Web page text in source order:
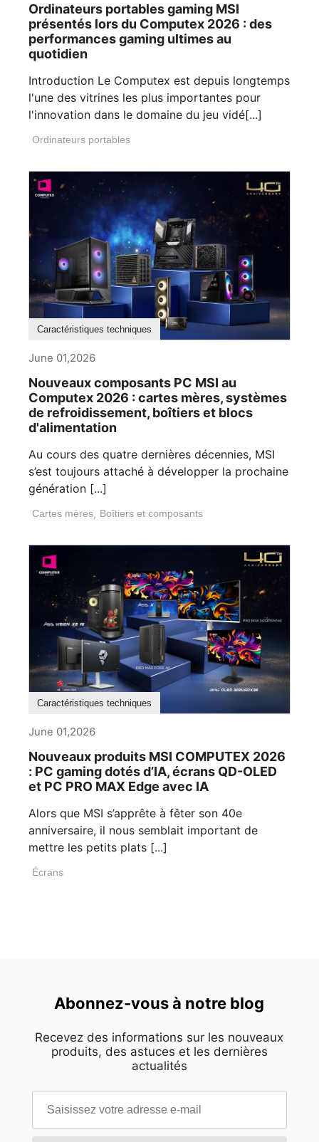
Ordinateurs portables gaming MSI
présentés lors du Computex 2026 : des
performances gaming ultimes au
quotidien
Introduction Le Computex est depuis longtemps
l'une des vitrines les plus importantes pour
l'innovation dans le domaine du jeu vidé[...]
Ordinateurs portables
Caractéristiques techniques
June 01,2026
Nouveaux composants PC MSI au
Computex 2026 : cartes mères, systèmes
de refroidissement, boîtiers et blocs
d'alimentation
Au cours des quatre dernières décennies, MSI
s’est toujours attaché à développer la prochaine
génération [...]
Cartes mères, Boîtiers et composants
Caractéristiques techniques
June 01,2026
Nouveaux produits MSI COMPUTEX 2026
: PC gaming dotés d’IA, écrans QD-OLED
et PC PRO MAX Edge avec IA
Alors que MSI s’apprête à fêter son 40e
anniversaire, il nous semblait important de
mettre les petits plats [...]
Écrans
Abonnez-vous à notre blog
Recevez des informations sur les nouveaux
produits, des astuces et les dernières
actualités